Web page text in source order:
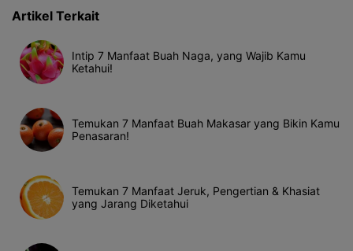
Artikel Terkait
Intip 7 Manfaat Buah Naga, yang Wajib Kamu
Ketahui!
Temukan 7 Manfaat Buah Makasar yang Bikin Kamu
Penasaran!
Temukan 7 Manfaat Jeruk, Pengertian & Khasiat
yang Jarang Diketahui